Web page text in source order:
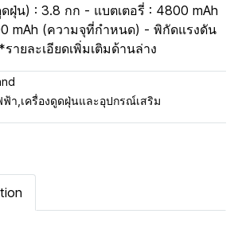
น) : 3.8 กก - แบตเตอรี่ : 4800 mAh
mAh (ความจุที่กำหนด) - พิกัดแรงดัน
ายละเอียดเพิ่มเติมด้านล่าง
ฟ้า เครื่องดูดฝุ่นและอุปกรณ์เสริม